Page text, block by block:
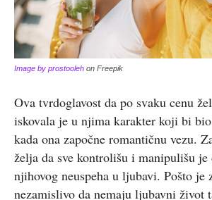
Image by prostooleh on Freepik
Ova tvrdoglavost da po svaku cenu
iskovala je u njima karakter koji bi
kada ona započne romantičnu vezu.
želja da sve kontrolišu i manipulišu
njihovog neuspeha u ljubavi. Pošto je
nezamislivo da nemaju ljubavni život